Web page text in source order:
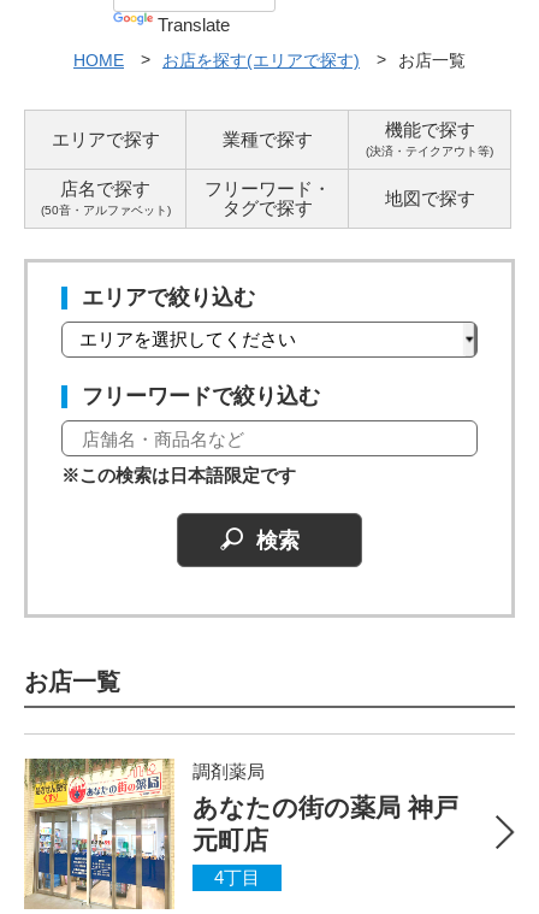
Translate
HOME お店を探す(エリアで探す) お店一覧
エリアで探す 業種で探す 機能で探す
(決済・テイクアウト等)
店名で探す
(50音・アルファベット)
フリーワード・
タグで探す 地図で探す
エリアで絞り込む
フリーワードで絞り込む
※この検索は日本語限定です
お店一覧
調剤薬局
あなたの街の薬局 神戸
元町店
4丁目